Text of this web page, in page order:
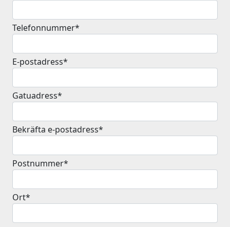
Telefonnummer*
E-postadress*
Gatuadress*
Bekräfta e-postadress*
Postnummer*
Ort*